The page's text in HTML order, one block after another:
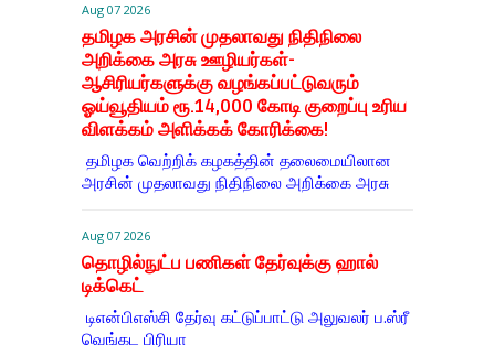
Aug 07 2026
தமிழக அரசின் முதலாவது நிதிநிலை
அறிக்கை அரசு ஊழியர்கள்-
ஆசிரியர்களுக்கு வழங்கப்பட்டுவரும்
ஓய்வூதியம் ரூ.14,000 கோடி குறைப்பு உரிய
விளக்கம் அளிக்கக் கோரிக்கை!
தமிழக வெற்றிக் கழகத்தின் தலைமையிலான
அரசின் முதலாவது நிதிநிலை அறிக்கை அரசு
Aug 07 2026
தொழில்நுட்ப பணிகள் தேர்வுக்கு ஹால் ​
டிக்கெட்
டிஎன்​பிஎஸ்சி தேர்வு கட்​டுப்​பாட்டு அலு​வலர் ப.ஸ்ரீ
வெங்கட பிரியா